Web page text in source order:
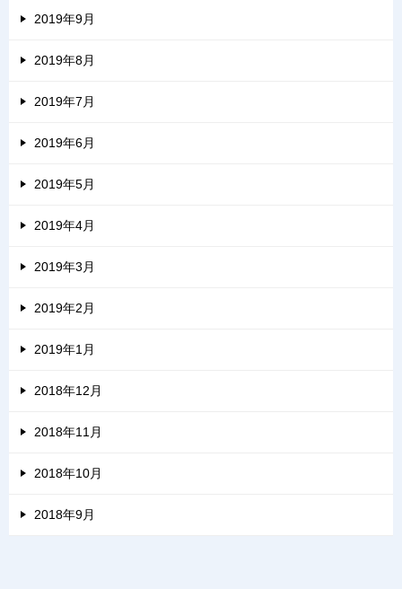
2019年9月
2019年8月
2019年7月
2019年6月
2019年5月
2019年4月
2019年3月
2019年2月
2019年1月
2018年12月
2018年11月
2018年10月
2018年9月